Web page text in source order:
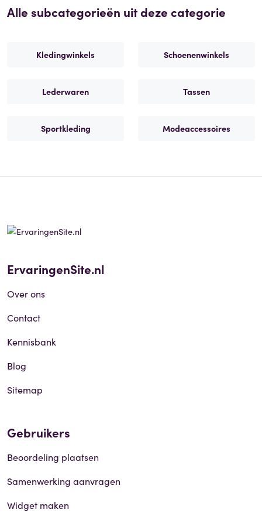
Alle subcategorieën uit deze categorie
Kledingwinkels Schoenenwinkels
Lederwaren Tassen
Sportkleding Modeaccessoires
ErvaringenSite.nl
Over ons
Contact
Kennisbank
Blog
Sitemap
Gebruikers
Beoordeling plaatsen
Samenwerking aanvragen
Widget maken